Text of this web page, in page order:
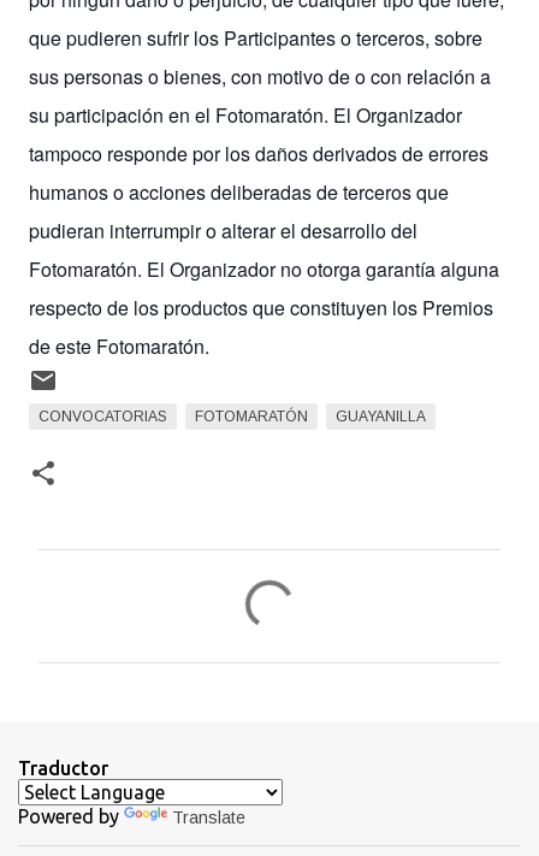
que pudieren sufrir los Participantes o terceros, sobre
sus personas o bienes, con motivo de o con relación a
su participación en el Fotomaratón. El Organizador
tampoco responde por los daños derivados de errores
humanos o acciones deliberadas de terceros que
pudieran interrumpir o alterar el desarrollo del
Fotomaratón. El Organizador no otorga garantía alguna
respecto de los productos que constituyen los Premios
de este Fotomaratón.
CONVOCATORIAS FOTOMARATÓN GUAYANILLA
a
r
Traductor
Powered by Translate